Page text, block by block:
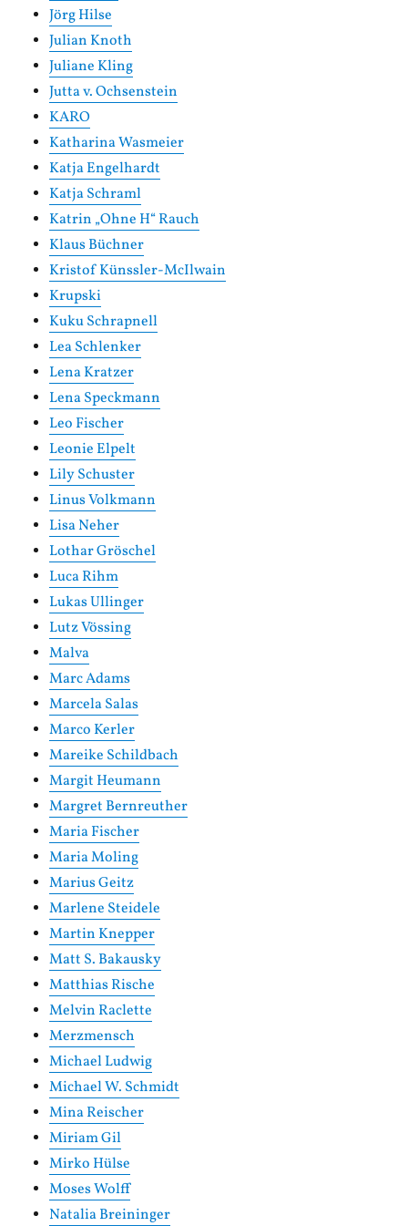
Jörg Hilse
Julian Knoth
Juliane Kling
Jutta v. Ochsenstein
KARO
Katharina Wasmeier
Katja Engelhardt
Katja Schraml
Katrin „Ohne H“ Rauch
Klaus Büchner
Kristof Künssler-McIlwain
Krupski
Kuku Schrapnell
Lea Schlenker
Lena Kratzer
Lena Speckmann
Leo Fischer
Leonie Elpelt
Lily Schuster
Linus Volkmann
Lisa Neher
Lothar Gröschel
Luca Rihm
Lukas Ullinger
Lutz Vössing
Malva
Marc Adams
Marcela Salas
Marco Kerler
Mareike Schildbach
Margit Heumann
Margret Bernreuther
Maria Fischer
Maria Moling
Marius Geitz
Marlene Steidele
Martin Knepper
Matt S. Bakausky
Matthias Rische
Melvin Raclette
Merzmensch
Michael Ludwig
Michael W. Schmidt
Mina Reischer
Miriam Gil
Mirko Hülse
Moses Wolff
Natalia Breininger